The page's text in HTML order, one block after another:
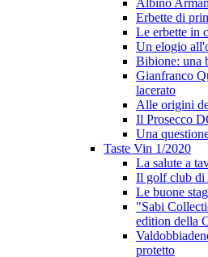
Albino
Erbette di
Le erbette in
Un elogio
Bibione: una
Gianfranco
lacerato
Alle origini
Il Prosecco
Una
Taste Vin 1/2020
La salute a
Il golf club di
Le buone
"Sabi
edition della
protetto